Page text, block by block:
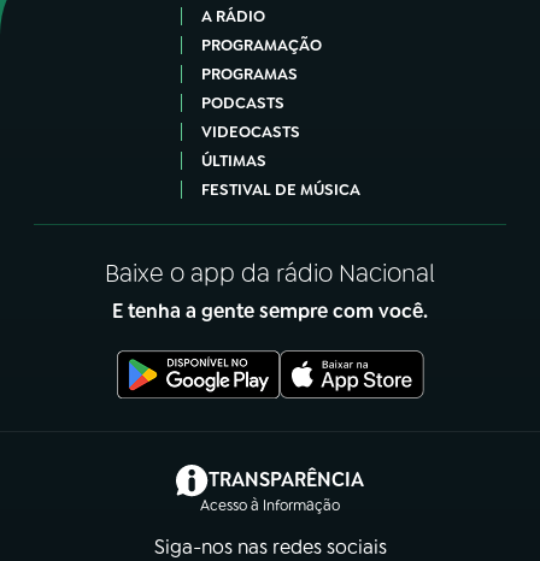
A RÁDIO
PROGRAMAÇÃO
PROGRAMAS
PODCASTS
VIDEOCASTS
ÚLTIMAS
FESTIVAL DE MÚSICA
Baixe o app da rádio Nacional
E tenha a gente sempre com você.
TRANSPARÊNCIA
Acesso à Informação
(abre em nova aba)
Siga-nos nas redes sociais